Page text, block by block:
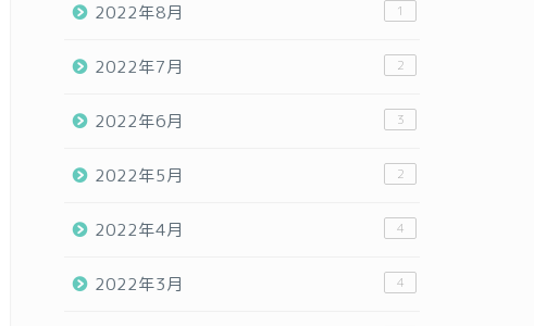
2022年8月 1
2022年7月 2
2022年6月 3
2022年5月 2
2022年4月 4
2022年3月 4